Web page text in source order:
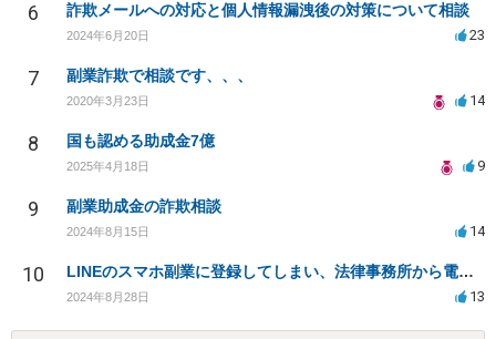
6 詐欺メールへの対応と個人情報漏洩後の対策について相談
2024年6月20日 23
7 副業詐欺で相談です、、、
2020年3月23日 14
8 国も認める助成金7億
2025年4月18日 9
9 副業助成金の詐欺相談
2024年8月15日 14
10 LINEのスマホ副業に登録してしまい、法律事務所から電話が入りました。
2024年8月28日 13